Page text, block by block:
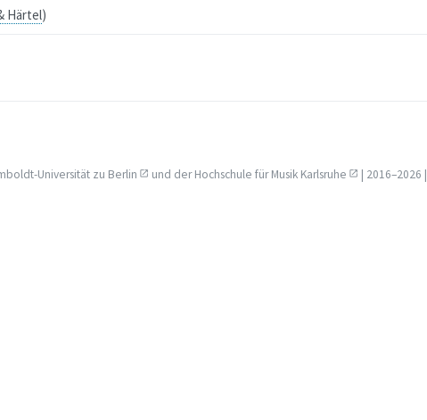
Härtel)
Universität zu Berlin und derHochschule für Musik Karlsruhe | 2016–2026 |